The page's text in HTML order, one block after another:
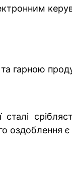
гарною
оздоблення є